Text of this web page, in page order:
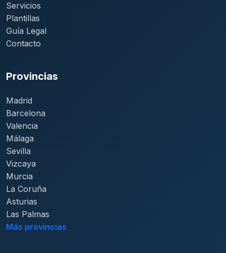
Servicios
Plantillas
Guía Legal
Contacto
Provincias
Madrid
Barcelona
Valencia
Málaga
Sevilla
Vizcaya
Murcia
La Coruña
Asturias
Las Palmas
Más provincias